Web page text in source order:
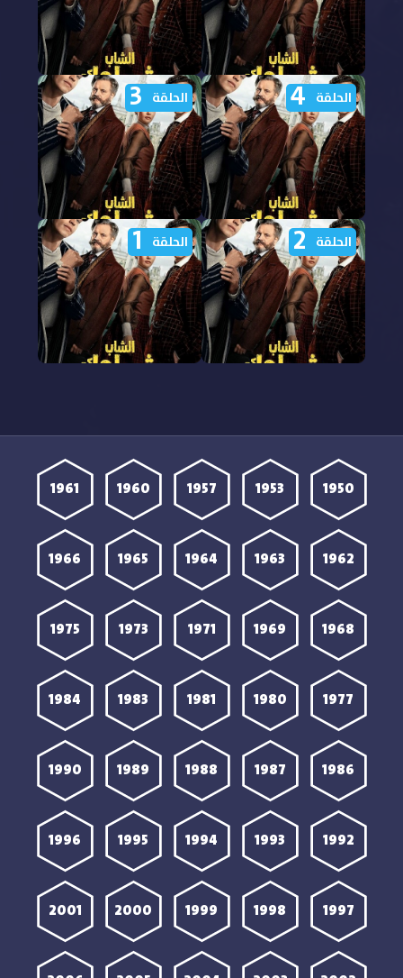
مشاهدة مسلسل الشاب
شيرلوك الجزء الاول الحلقة
6 مدبلجة
مشاهدة مسلسل الشاب
شيرلوك الجزء الاول الحلقة
5 مدبلجة
مشاهدة مسلسل الشاب
شيرلوك الجزء الاول الحلقة
4 مدبلجة
الحلقة 4
مشاهدة مسلسل الشاب
شيرلوك الجزء الاول الحلقة
3 مدبلجة
الحلقة 3
الحلقة 2 الحلقة 1
1950
1953
1957
1960
1961
1962
1963
1964
1965
1966
1968
1969
1971
1973
1975
1977
1980
1981
1983
1984
1986
1987
1988
1989
1990
1992
1993
1994
1995
1996
1997
1998
1999
2000
2001